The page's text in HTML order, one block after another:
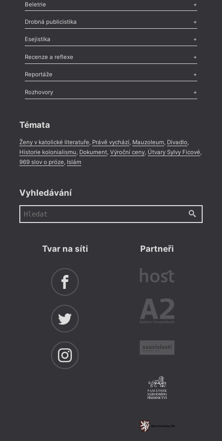
Beletrie
Poezie,Próza,Dokumenty
Drobná publicistika
Odlesk
Nekrolog,Glosa,Sloupek,Pozvánka,Literární soutěž,
Esejistika
Esej , Pádlo,Úvaha
Recenze a reflexe
Recenze
Méně slov o próze,Celá rubrika
Reportáže
Literární zítřky
Celá rubrika
Rozhovory
Témata
Ženy v katolické literatuře Právě vychází, Mauzoleum, Divadlo,
Historie kolonialismu Dokument, Výroční ceny, Útvary Sylvy Ficové
969 slov o próze Islám
Vyhledávání
Tvar na síti Partneři